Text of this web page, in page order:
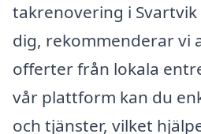
takrenovering i
dig, rekommenderar vi
offerter från lokala
vår plattform kan du
och tjänster, vilket